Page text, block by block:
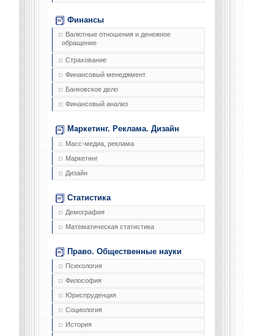
Финансы
Валютные отношения и денежное
обращение
Страхование
Финансовый менеджмент
Банковское дело
Финансовый анализ
Маркетинг. Реклама. Дизайн
Масс-медиа, реклама
Маркетинг
Дизайн
Статистика
Демография
Математическая статистика
Право. Общественные науки
Психология
Философия
Юриспруденция
Социология
История